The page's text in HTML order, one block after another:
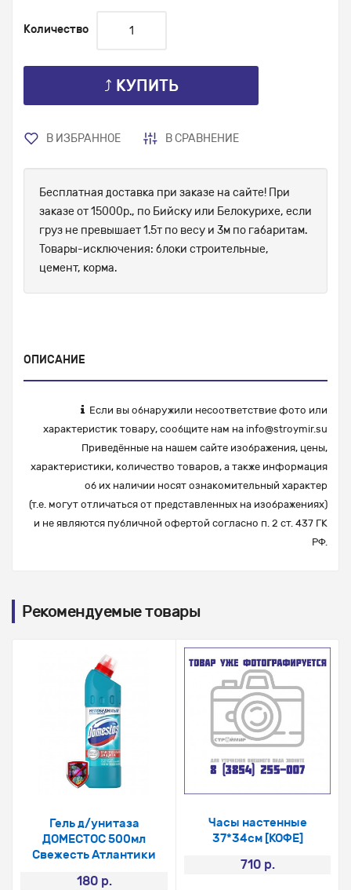
Количество
⤴ КУПИТЬ
В ИЗБРАННОЕ В СРАВНЕНИЕ
Бесплатная доставка при заказе на сайте! При
заказе от 15000р., по Бийску или Белокурихе, если
груз не превышает 1.5т по весу и 3м по габаритам.
Товары-исключения: блоки строительные,
цемент, корма.
ОПИСАНИЕ
Если вы обнаружили несоответствие фото или
характеристик товару, сообщите нам на info@stroymir.su
Приведённые на нашем сайте изображения, цены,
характеристики, количество товаров, а также информация
об их наличии носят ознакомительный характер
(т.е. могут отличаться от представленных на изображениях)
и не являются публичной офертой согласно п. 2 ст. 437 ГК
РФ.
Рекомендуемые товары
Гель д/унитаза
ДОМЕСТОС 500мл
Свежесть Атлантики
180 р.
Часы настенные
37*34см [КОФЕ]
710 р.